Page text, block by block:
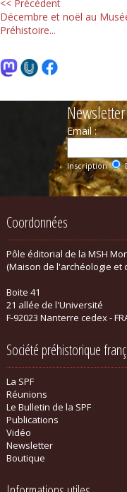
<< Précédent
Décembre et noël au
Préhistoire...
Newsletter
Email :
Inscription
Coordonnées
Pôle éditorial de la MSH
(Maison de l'archéologie et
Boite 41
21 allée de l'Université
F-92023 Nanterre cedex -
Société préhistorique
La SPF
Réunions
Le Bulletin de la SPF
Publications
Vidéo
Newsletter
Boutique